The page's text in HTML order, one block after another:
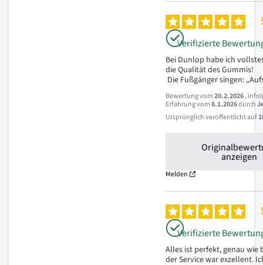
Verifizierte
Bei Dunlop habe ich
die Qualität des Gummis!
Die Fußgänger singen:
Bewertung vom20.2.2026,
Erfahrung vom8.1.2026durch
Ursprünglich veröffentlicht auf
anzeigen
Melden
Verifizierte
Alles ist perfekt, genau wie
der Service war exzellent.